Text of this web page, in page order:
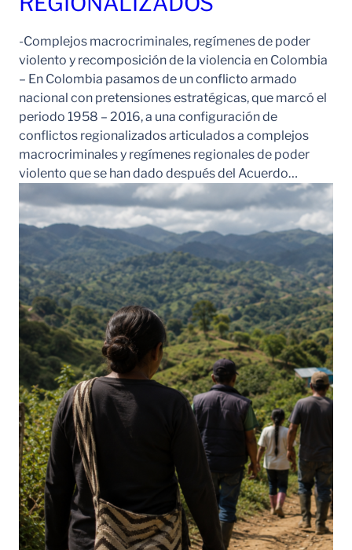
-Complejos macrocriminales, regímenes de poder
violento y recomposición de la violencia en Colombia
– En Colombia pasamos de un conflicto armado
nacional con pretensiones estratégicas, que marcó el
periodo 1958 – 2016, a una configuración de
conflictos regionalizados articulados a complejos
macrocriminales y regímenes regionales de poder
violento que se han dado después del Acuerdo…